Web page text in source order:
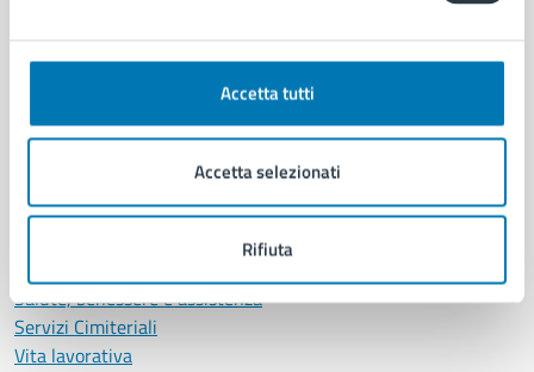
Accetta tutti
Accetta selezionati
Rifiuta
Ambiente
Autorizzazioni
Documenti e certificati
Educazione e formazione
Giustizia e sicurezza pubblica
Salute, benessere e assistenza
Servizi Cimiteriali
Vita lavorativa